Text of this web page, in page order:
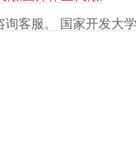
客服。 国家开发大